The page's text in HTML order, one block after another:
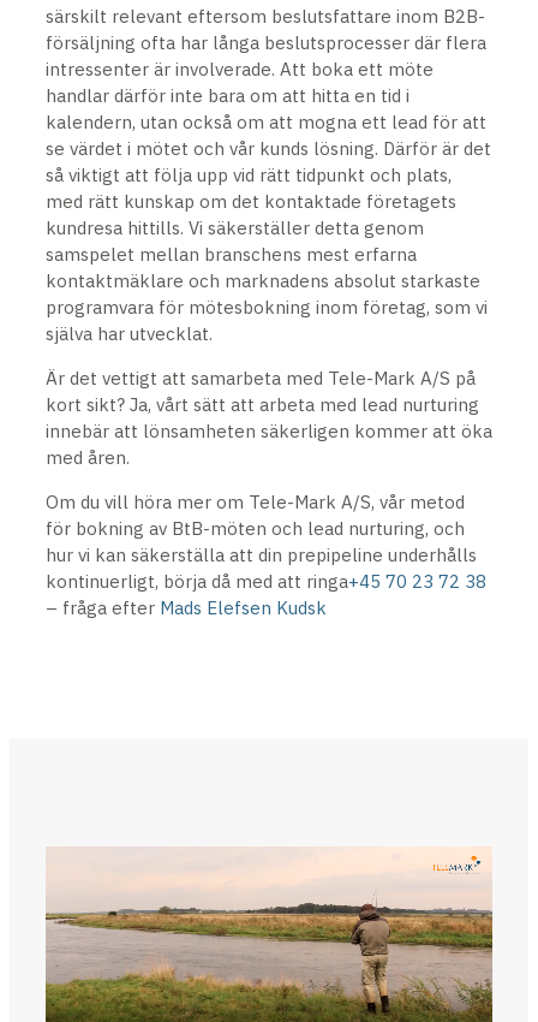
särskilt relevant eftersom beslutsfattare inom B2B-
försäljning ofta har långa beslutsprocesser där flera
intressenter är involverade. Att boka ett möte
handlar därför inte bara om att hitta en tid i
kalendern, utan också om att mogna ett lead för att
se värdet i mötet och vår kunds lösning. Därför är det
så viktigt att följa upp vid rätt tidpunkt och plats,
med rätt kunskap om det kontaktade företagets
kundresa hittills. Vi säkerställer detta genom
samspelet mellan branschens mest erfarna
kontaktmäklare och marknadens absolut starkaste
programvara för mötesbokning inom företag, som vi
själva har utvecklat.
Är det vettigt att samarbeta med Tele-Mark A/S på
kort sikt? Ja, vårt sätt att arbeta med lead nurturing
innebär att lönsamheten säkerligen kommer att öka
med åren.
Om du vill höra mer om Tele-Mark A/S, vår metod
för bokning av BtB-möten och lead nurturing, och
hur vi kan säkerställa att din prepipeline underhålls
kontinuerligt, börja då med att ringa+45 70 23 72 38
– fråga efter Mads Elefsen Kudsk